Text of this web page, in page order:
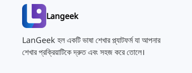
Langeek
LanGeek হল একটি ভাষা শেখার প্ল্যাটফর্ম যা আপনার
শেখার প্রক্রিয়াটিকে দ্রুত এবং সহজ করে তোলে।